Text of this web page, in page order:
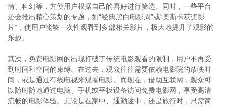
情、科幻等，方便用户根据自己的喜好进行筛选。同时，一些平台
还会推出精心策划的专题，如“经典黑白电影周”或“奥斯卡获奖影
片”，使用户能够一次性观看到多部相关影片，极大地提升了观影的
乐趣。
其次，免费电影网的出现打破了传统电影观看的限制，用户不再受
到时间和空间的束缚。在过去，观众往往需要依赖电影院的放映时
间，或是通过有线电视来观看电影。而现在，借助互联网，观众可
以随时随地通过电脑、手机或平板设备访问免费电影网，享受高清
流畅的电影体验。无论是在家中、通勤途中，还是旅行时，只需简